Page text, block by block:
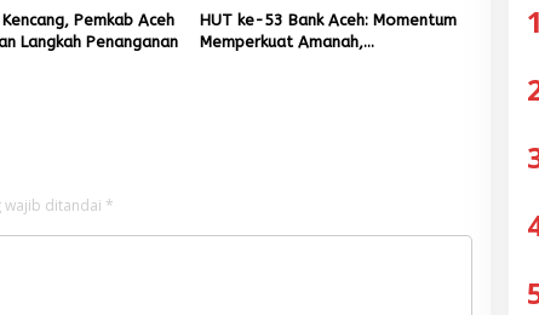
Pemkab Aceh
Langkah Penanganan
HUT ke-53 Bank Aceh: Momentum
Memperkuat Amanah,
wajib ditandai *
1